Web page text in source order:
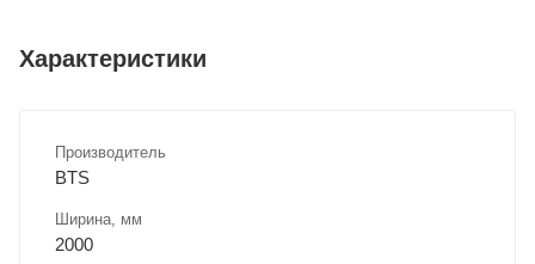
Характеристики
Производитель
BTS
Ширина, мм
2000